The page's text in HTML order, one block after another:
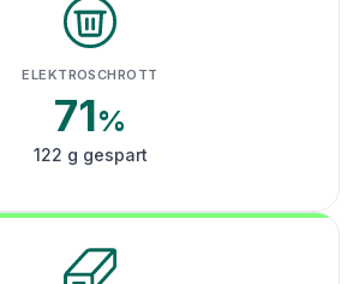
ELEKTROSCHROTT
71%
122 g gespart